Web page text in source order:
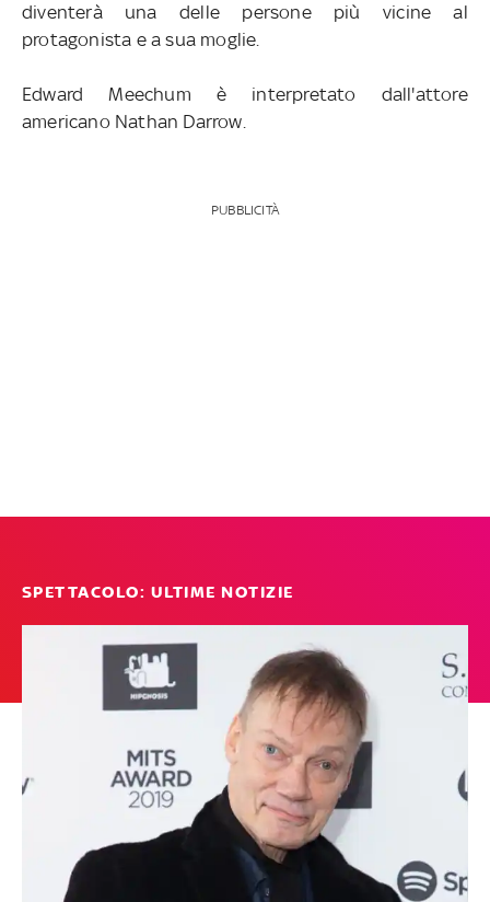
diventerà una delle persone più vicine al
protagonista e a sua moglie.
Edward Meechum è interpretato dall'attore
americano Nathan Darrow.
PUBBLICITÀ
SPETTACOLO: ULTIME NOTIZIE